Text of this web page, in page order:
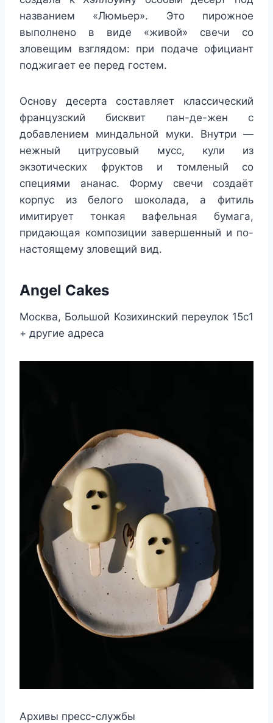
названием «Люмьер». Это пирожное
выполнено в виде «живой» свечи со
зловещим взглядом: при подаче официант
поджигает ее перед гостем.
Основу десерта составляет классический
французский бисквит пан-де-жен с
добавлением миндальной муки. Внутри —
нежный цитрусовый мусс, кули из
экзотических фруктов и томленый со
специями ананас. Форму свечи создаёт
корпус из белого шоколада, а фитиль
имитирует тонкая вафельная бумага,
придающая композиции завершенный и по-
настоящему зловещий вид.
Angel Cakes
Москва, Большой Козихинский переулок 15с1
+ другие адреса
Архивы пресс-службы